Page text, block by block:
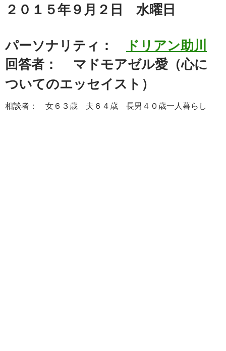
２０１５年９月２日 水曜日
パーソナリティ：
ドリアン助川
回答者： マドモアゼル愛（心に
ついてのエッセイスト）
相談者： 女６３歳 夫６４歳 長男４０歳一人暮らし